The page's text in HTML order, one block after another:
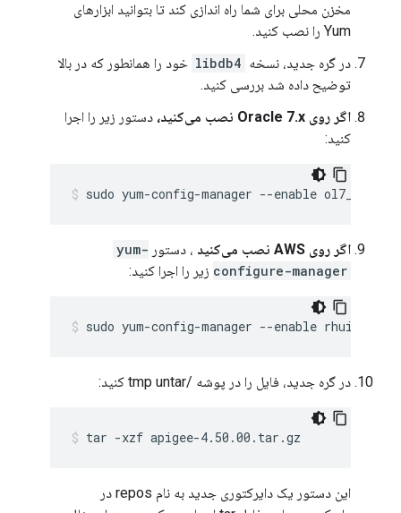
مخزن محلی برای شما راه اندازی کند تا بتوانید ابزارهای
Yum را نصب کنید.
در گره جدید، نسخه libdb4 خود را همانطور که در بالا
توضیح داده شد بررسی کنید.
اگر روی Oracle 7.x نصب می‌کنید،
دستور زیر را اجرا
کنید:
sudo yum-config-manager --enable
اگر روی AWS نصب می‌کنید ، دستور yum-
configure-manager زیر را اجرا کنید:
sudo yum-config-manager --enable rhui-
در گره جدید، فایل را در پوشه /tmp untar کنید:
tar -xzf apigee-4.50.00.tar.gz
این دستور یک دایرکتوری جدید به نام repos در